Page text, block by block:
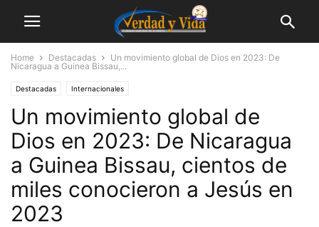
Home Destacadas
Un movimiento global de Dios en 2023: De
Nicaragua a Guinea Bissau,...
Destacadas Internacionales
Un movimiento global de
Dios en 2023: De Nicaragua
a Guinea Bissau, cientos de
miles conocieron a Jesús en
2023